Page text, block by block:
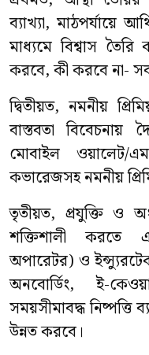
ব্যাখ্যা, মাঠপর্যায়ে
মাধ্যমে বিশ্বাস
করবে, কী করবে না-
দ্বিতীয়ত, নমনীয়
বাস্তবতা বিবেচনায়
মোবাইল ওয়ালেট/
কভারেজসহ নমনীয়
তৃতীয়ত, প্রযুক্তি ও
শক্তিশালী করতে
অপারেটর) ও
অনবোর্ডিং, ই-
সময়সীমাবদ্ধ নিষ্পত্তি
উন্নত করবে।